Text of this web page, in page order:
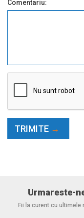
Comentariu:
TRIMITE
Urmareste-
Fii la curent cu